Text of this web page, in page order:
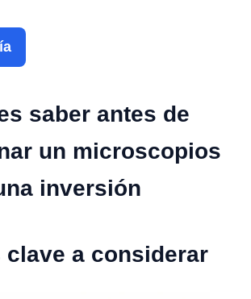
saber antes de
un microscopios
inversión
clave a considerar